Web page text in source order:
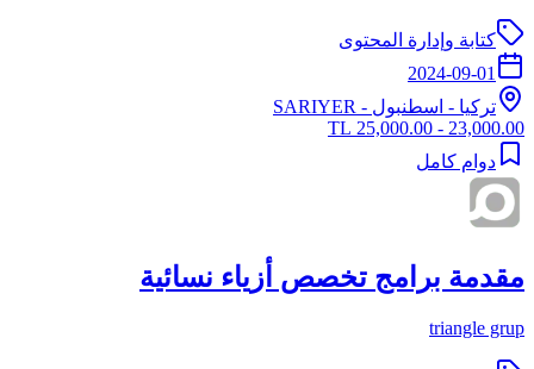
كتابة وإدارة المحتوى
2024-09-01
تركيا - اسطنبول - SARIYER
23,000.00 - 25,000.00 TL
دوام كامل
مقدمة برامج تخصص أزياء نسائية
triangle grup